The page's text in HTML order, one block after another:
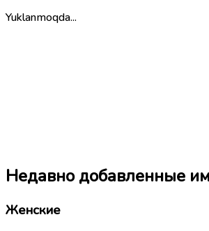
Yuklanmoqda...
Недавно добавленные
Женские